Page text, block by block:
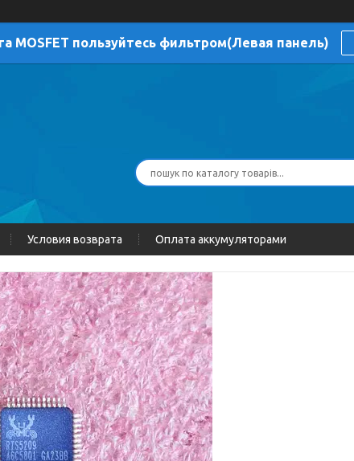
MOSFET пользуйтесь фильтром(Левая панель)
Условия возврата Оплата аккумуляторами